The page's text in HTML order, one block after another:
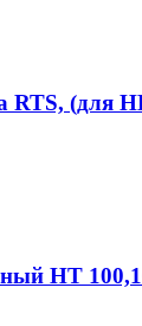
RTS, (для
HT